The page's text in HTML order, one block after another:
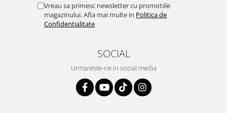
Vreau sa primesc newsletter cu promotiile
magazinului. Afla mai multe in Politica de
Confidentialitate
SOCIAL
Urmareste-ne in social media